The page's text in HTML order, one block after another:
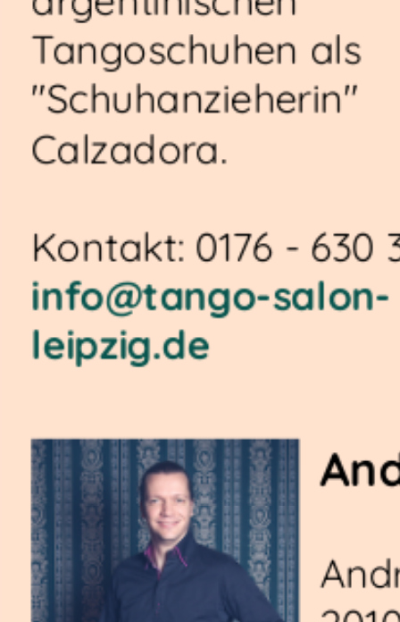
Tangoschuhen als
"Schuhanzieherin"
Calzadora.
Kontakt: 0176 - 630
info@tango-salon-
leipzig.de